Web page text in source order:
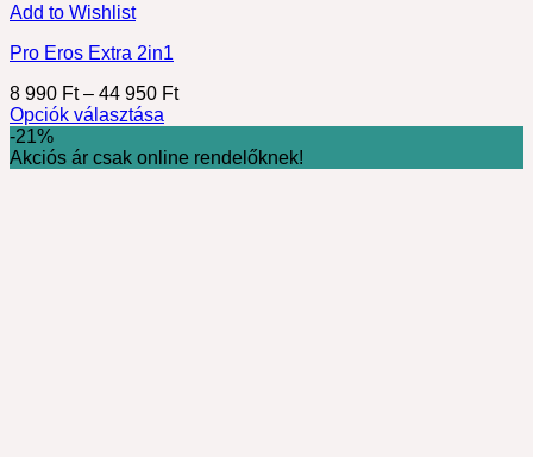
Add to Wishlist
Pro Eros Extra 2in1
8 990 Ft – 44 950 FtÁrtartomány:
-
Opciók választása
Ennek
a
-21%
Akciós ár csak online rendelőknek!